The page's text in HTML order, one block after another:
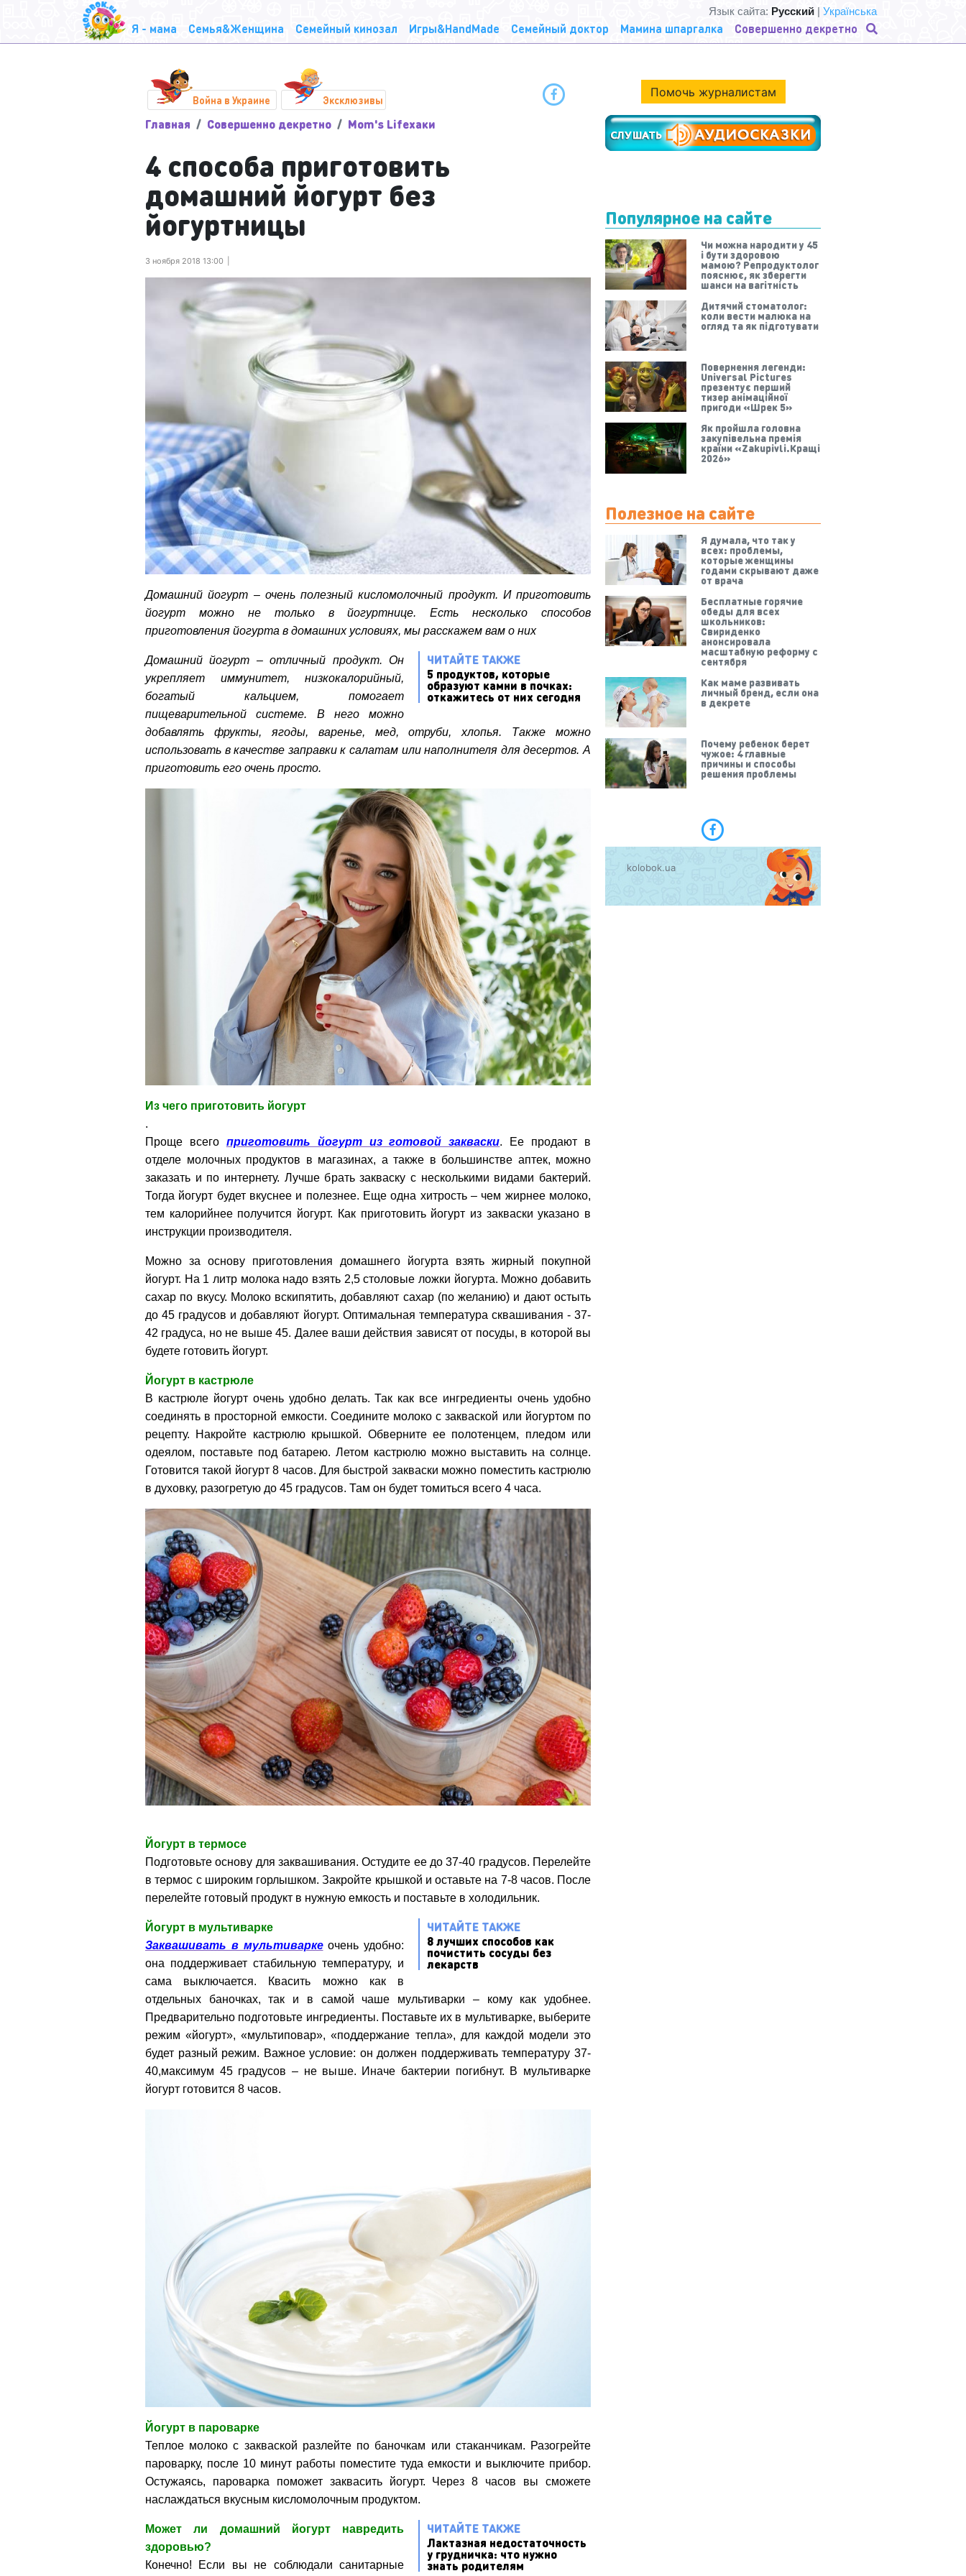
Я - мама Семья&Женщина Семейный кинозал Игры&HandMade Семейный доктор Мамина шпаргалка Совершенно декретно
Язык сайта: Русский | Українська
Война в Украине Эксклюзивы
Главная Совершенно декретно Mom's Lifeхаки
4 способа приготовить
домашний йогурт без
йогуртницы
3 ноября 2018 13:00
Домашний йогурт – очень полезный кисломолочный продукт. И приготовить
йогурт можно не только в йогуртнице. Есть несколько способов
приготовления йогурта в домашних условиях, мы расскажем вам о них
ЧИТАЙТЕ ТАКЖЕ
5 продуктов, которые
образуют камни в почках:
откажитесь от них сегодня
Домашний йогурт – отличный продукт. Он
укрепляет иммунитет, низкокалорийный,
богатый кальцием, помогает
пищеварительной системе. В него можно
добавлять фрукты, ягоды, варенье, мед, отруби, хлопья. Также можно
использовать в качестве заправки к салатам или наполнителя для десертов. А
приготовить его очень просто.
Из чего приготовить йогурт
.
Проще всего приготовить йогурт из готовой закваски. Ее продают в
отделе молочных продуктов в магазинах, а также в большинстве аптек, можно
заказать и по интернету. Лучше брать закваску с несколькими видами бактерий.
Тогда йогурт будет вкуснее и полезнее. Еще одна хитрость – чем жирнее молоко,
тем калорийнее получится йогурт. Как приготовить йогурт из закваски указано в
инструкции производителя.
Можно за основу приготовления домашнего йогурта взять жирный покупной
йогурт. На 1 литр молока надо взять 2,5 столовые ложки йогурта. Можно добавить
сахар по вкусу. Молоко вскипятить, добавляют сахар (по желанию) и дают остыть
до 45 градусов и добавляют йогурт. Оптимальная температура сквашивания - 37-
42 градуса, но не выше 45. Далее ваши действия зависят от посуды, в которой вы
будете готовить йогурт.
Йогурт в кастрюле
В кастрюле йогурт очень удобно делать. Так как все ингредиенты очень удобно
соединять в просторной емкости. Соедините молоко с закваской или йогуртом по
рецепту. Накройте кастрюлю крышкой. Обверните ее полотенцем, пледом или
одеялом, поставьте под батарею. Летом кастрюлю можно выставить на солнце.
Готовится такой йогурт 8 часов. Для быстрой закваски можно поместить кастрюлю
в духовку, разогретую до 45 градусов. Там он будет томиться всего 4 часа.
Йогурт в термосе
Подготовьте основу для заквашивания. Остудите ее до 37-40 градусов. Перелейте
в термос с широким горлышком. Закройте крышкой и оставьте на 7-8 часов. После
перелейте готовый продукт в нужную емкость и поставьте в холодильник.
ЧИТАЙТЕ ТАКЖЕ
8 лучших способов как
почистить сосуды без
лекарств
Йогурт в мультиварке
Заквашивать в мультиваркеочень удобно:
она поддерживает стабильную температуру, и
сама выключается. Квасить можно как в
отдельных баночках, так и в самой чаше мультиварки – кому как удобнее.
Предварительно подготовьте ингредиенты. Поставьте их в мультиварке, выберите
режим «йогурт», «мультиповар», «поддержание тепла», для каждой модели это
будет разный режим. Важное условие: он должен поддерживать температуру 37-
40,максимум 45 градусов – не выше. Иначе бактерии погибнут. В мультиварке
йогурт готовится 8 часов.
Йогурт в пароварке
Теплое молоко с закваской разлейте по баночкам или стаканчикам. Разогрейте
пароварку, после 10 минут работы поместите туда емкости и выключите прибор.
Остужаясь, пароварка поможет заквасить йогурт. Через 8 часов вы сможете
наслаждаться вкусным кисломолочным продуктом.
ЧИТАЙТЕ ТАКЖЕ
Лактазная недостаточность
у грудничка: что нужно
знать родителям
Может ли домашний йогурт навредить
здоровью?
Конечно! Если вы не соблюдали санитарные
Помочь журналистам
Популярное на сайте
Чи можна народити у 45
і бути здоровою
мамою? Репродуктолог
пояснює, як зберегти
шанси на вагітність
Дитячий стоматолог:
коли вести малюка на
огляд та як підготувати
Повернення легенди:
Universal Pictures
презентує перший
тизер анімаційної
пригоди «Шрек 5»
Як пройшла головна
закупівельна премія
країни «Zakupivli.Кращі
2026»
Полезное на сайте
Я думала, что так у
всех: проблемы,
которые женщины
годами скрывают даже
от врача
Бесплатные горячие
обеды для всех
школьников:
Свириденко
анонсировала
масштабную реформу с
сентября
Как маме развивать
личный бренд, если она
в декрете
Почему ребенок берет
чужое: 4 главные
причины и способы
решения проблемы
kolobok.ua